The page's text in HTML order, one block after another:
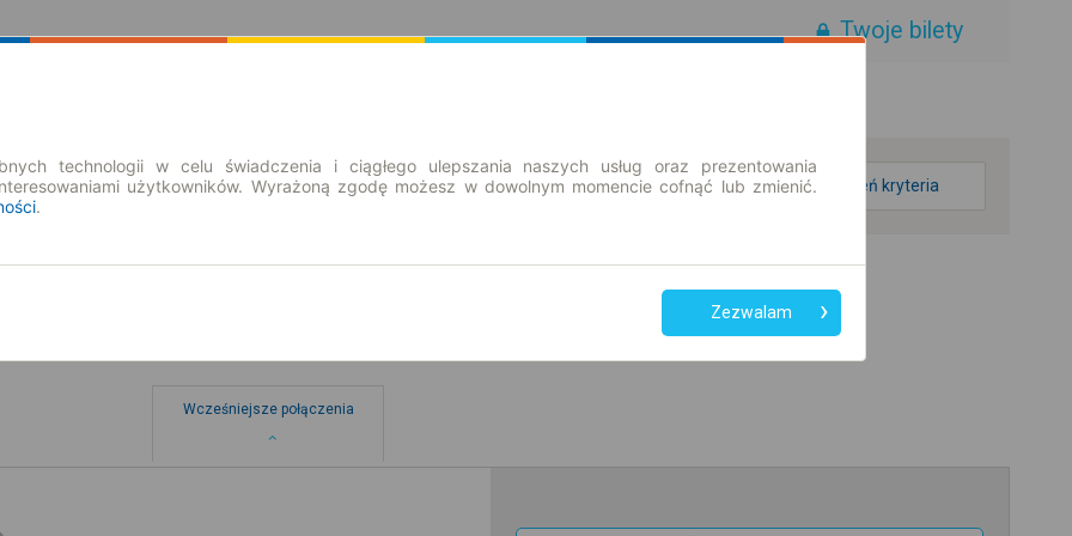
Twoje bilety
zmień kryteria
Wcześniejsze połączenia
technologii w celu świadczenia i ciągłego ulepszania naszych usług oraz prezentowania
użytkowników. Wyrażoną zgodę możesz w dowolnym momencie cofnąć lub zmienić.
.
Zezwalam